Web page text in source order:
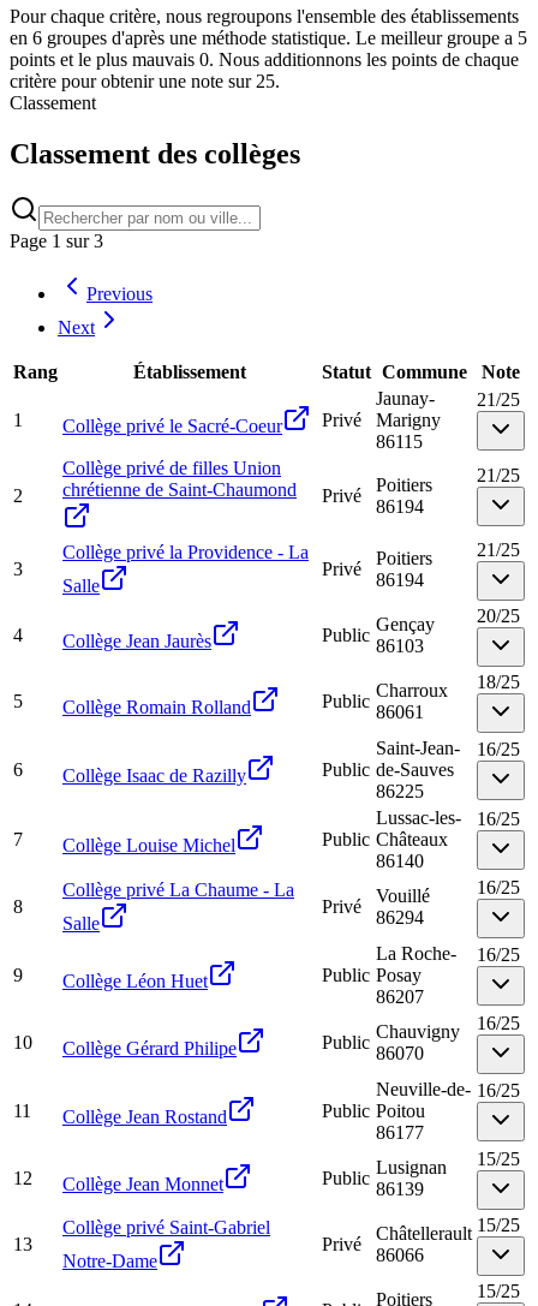
Pour chaque critère, nous regroupons l'ensemble des établissements
en 6 groupes d'après une méthode statistique. Le meilleur groupe a 5
points et le plus mauvais 0. Nous additionnons les points de chaque
critère pour obtenir une note sur 25.
Classement
Classement des collèges
Page 1 sur3
Previous
Next
Rang Établissement Statut Commune Note
1 Collège privé le Sacré-Coeur Privé
Jaunay-
Marigny
86115
21/25
2
Collège privé de filles Union
chrétienne de Saint-Chaumond
Privé
Poitiers
86194
21/25
3
Collège privé la Providence - La
Salle
Privé
Poitiers
86194
21/25
4 Collège Jean Jaurès Public
Gençay
86103
20/25
5 Collège Romain Rolland Public
Charroux
86061
18/25
6 Collège Isaac de Razilly Public
Saint-Jean-
de-Sauves
86225
16/25
7 Collège Louise Michel Public
Lussac-les-
Châteaux
86140
16/25
8
Collège privé La Chaume - La
Salle
Privé
Vouillé
86294
16/25
9 Collège Léon Huet Public
La Roche-
Posay
86207
16/25
10 Collège Gérard Philipe Public
Chauvigny
86070
16/25
11 Collège Jean Rostand Public
Neuville-de-
Poitou
86177
16/25
12 Collège Jean Monnet Public
Lusignan
86139
15/25
13
Collège privé Saint-Gabriel
Notre-Dame
Privé
Châtellerault
86066
15/25
Poitiers 15/25